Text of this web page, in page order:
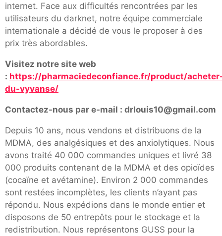
internet. Face aux difficultés rencontrées par les
utilisateurs du darknet, notre équipe commerciale
internationale a décidé de vous le proposer à des
prix très abordables.
Visitez notre site web
: https://pharmaciedeconfiance.fr/product/
du-vyvanse/
Contactez-nous par e-mail : drlouis10@gmail.com
Depuis 10 ans, nous vendons et distribuons de la
MDMA, des analgésiques et des anxiolytiques. Nous
avons traité 40 000 commandes uniques et livré 38
000 produits contenant de la MDMA et des opioïdes
(cocaïne et avétamine). Environ 2 000 commandes
sont restées incomplètes, les clients n’ayant pas
répondu. Nous expédions dans le monde entier et
disposons de 50 entrepôts pour le stockage et la
redistribution. Nous représentons GUSS pour la